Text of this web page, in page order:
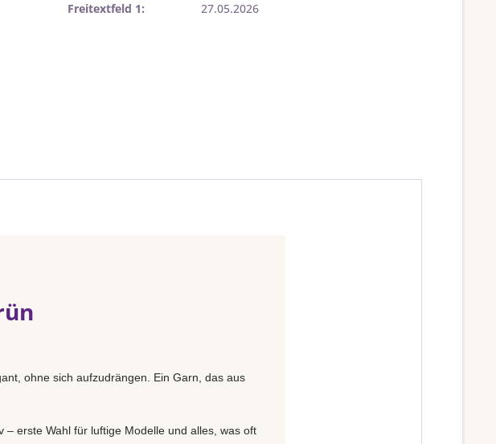
Freitextfeld 1:
27.05.2026
ohne sich aufzudrängen. Ein Garn, das aus
erste Wahl für luftige Modelle und alles, was oft